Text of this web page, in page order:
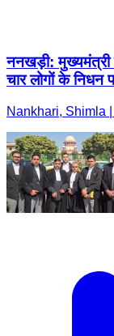
ननखड़ी: मुख्यमंत्री
चार लोगों के निधन
Nankhari, Shimla